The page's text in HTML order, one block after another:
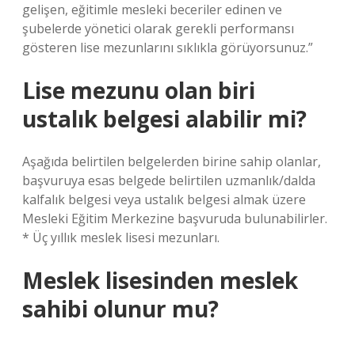
gelişen, eğitimle mesleki beceriler edinen ve
şubelerde yönetici olarak gerekli performansı
gösteren lise mezunlarını sıklıkla görüyorsunuz.”
Lise mezunu olan biri
ustalık belgesi alabilir mi?
Aşağıda belirtilen belgelerden birine sahip olanlar,
başvuruya esas belgede belirtilen uzmanlık/dalda
kalfalık belgesi veya ustalık belgesi almak üzere
Mesleki Eğitim Merkezine başvuruda bulunabilirler.
* Üç yıllık meslek lisesi mezunları.
Meslek lisesinden meslek
sahibi olunur mu?